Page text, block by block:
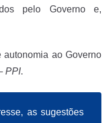
pelo Governo e,
ao Governo
PPI.
as sugestões